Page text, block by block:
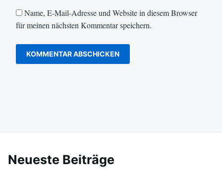
Name, E-Mail-Adresse und Website in diesem Browser
für meinen nächsten Kommentar speichern.
Neueste Beiträge